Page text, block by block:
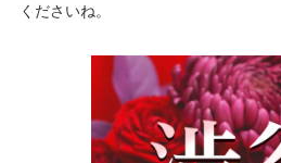
くださいね。